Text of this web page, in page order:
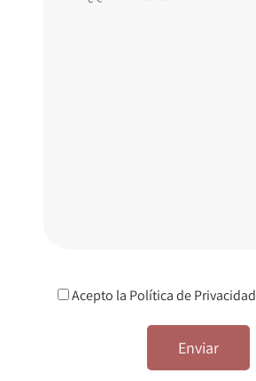
Acepto la Política de Privacidad